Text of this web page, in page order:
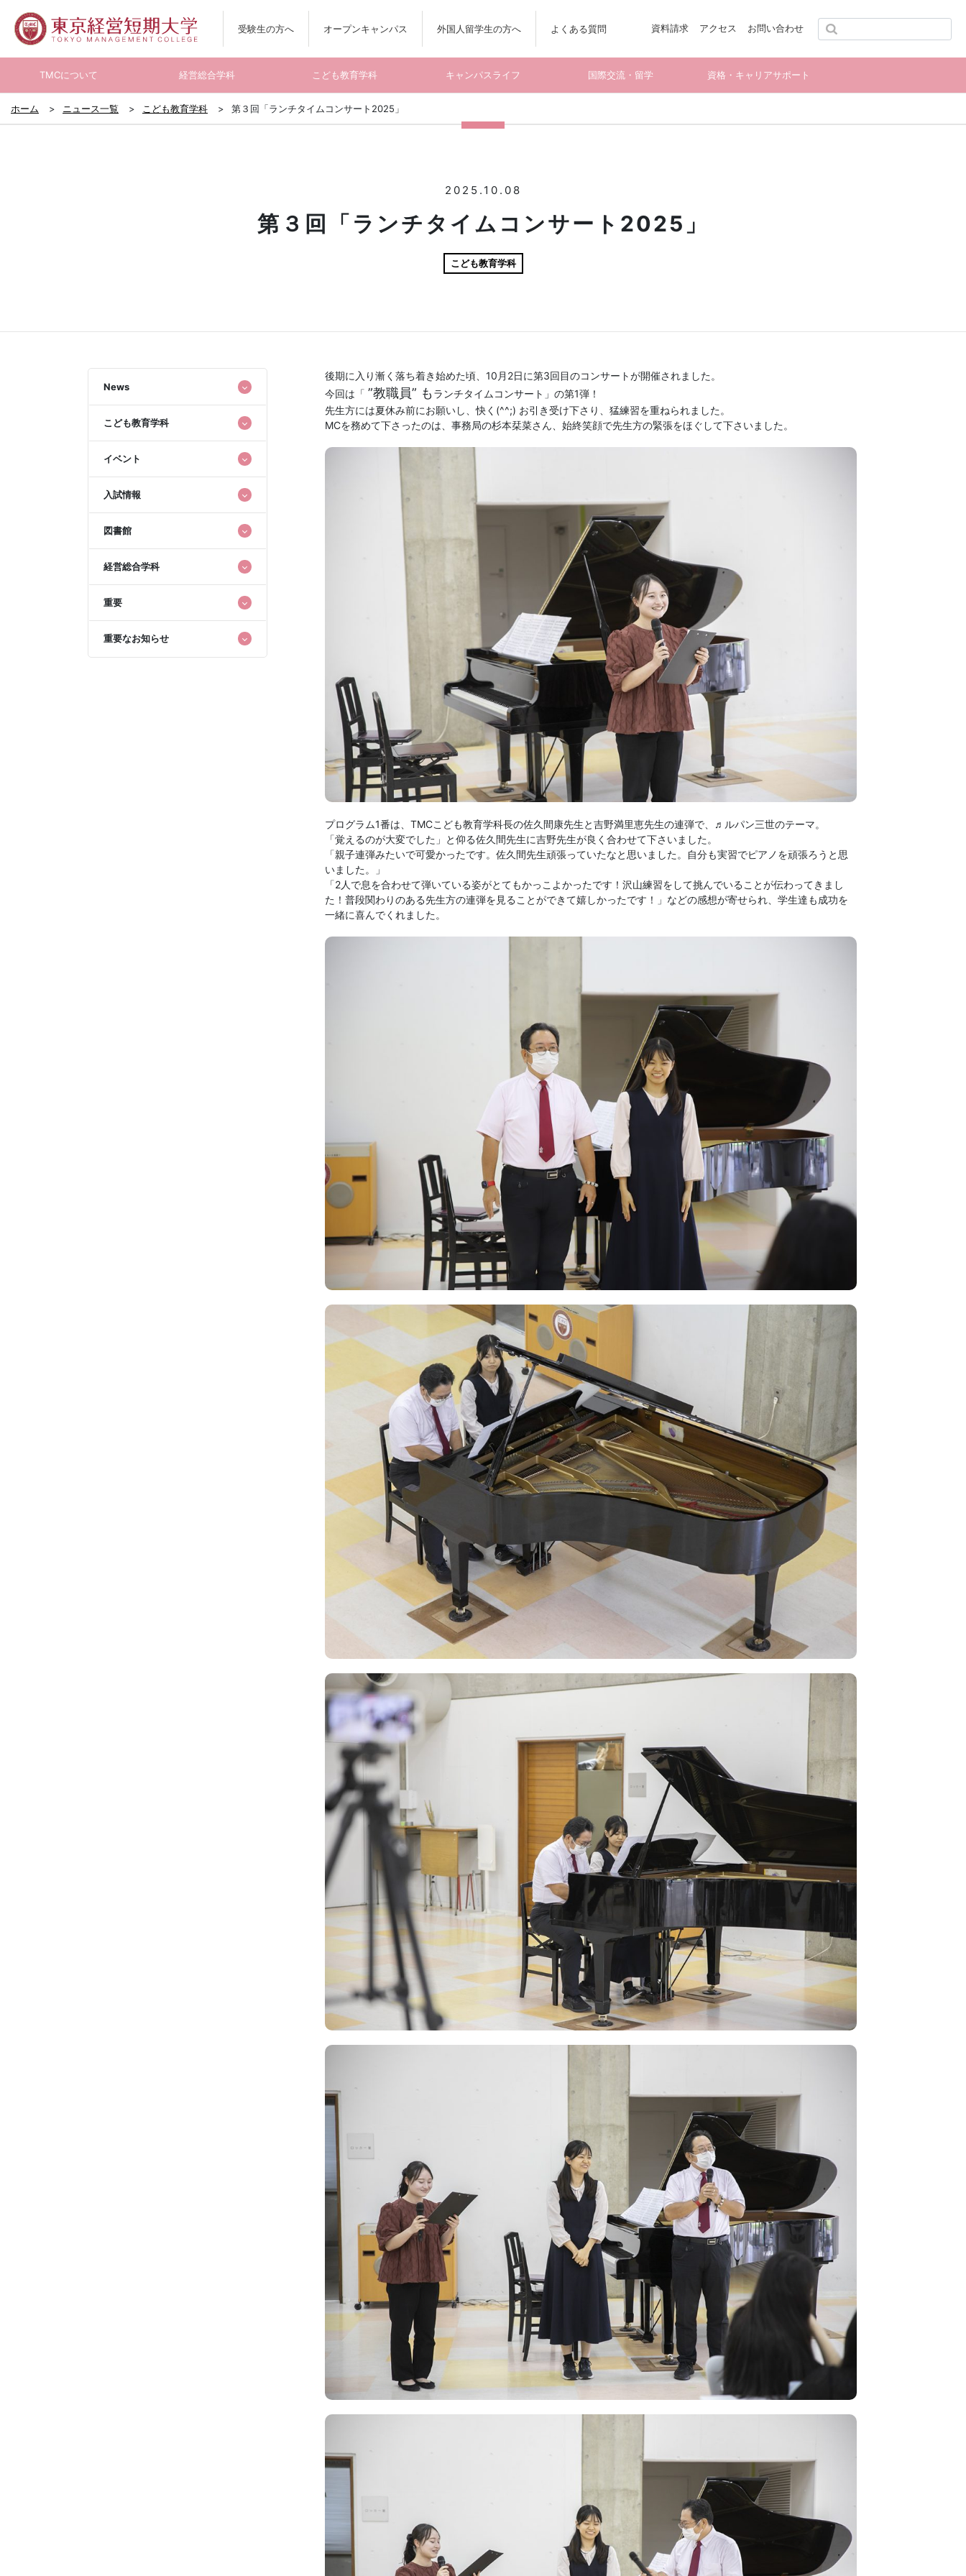
受験生の方へ オープンキャンパス 外国人留学生の方へ よくある質問 資料請求 アクセス お問い合わせ
TMCについて 経営総合学科 こども教育学科 キャンパスライフ 国際交流・留学 資格・キャリアサポート
ホーム ニュース一覧 こども教育学科 第３回「ランチタイムコンサート2025」
2025.10.08
第３回「ランチタイムコンサート2025」
こども教育学科
News
こども教育学科
イベント
入試情報
図書館
経営総合学科
重要
重要なお知らせ
後期に入り漸く落ち着き始めた頃、 10月2日に第3回目のコンサートが開催されました。
今回は「 ”教職員” も ランチタイムコンサート」の第1弾！
先生方には夏休み前にお願いし、快く(^^;) お引き受け下さり、猛練習を重ねられました。
MCを務めて下さったのは、事務局の杉本栞菜さん、 始終笑顔で先生方の緊張をほぐして下さいました。
プログラム1番は、 TMCこども教育学科長の佐久間康先生と吉野満里恵先生の連弾で、♬ルパン三世のテーマ。
「覚えるのが大変でした」 と仰る佐久間先生に吉野先生が良く合わせて下さいました。
「親子連弾みたいで可愛かったです。 佐久間先生頑張っていたなと思いました。
自分も実習でピアノを頑張ろうと思
いました。」
「2人で息を合わせて弾いている姿がとてもかっこよかったです！ 沢山練習をして挑んでいることが伝わってきまし
た！ 普段関わりのある先生方の連弾を見ることができて嬉しかったです ！」などの感想が寄せられ、 学生達も成功を
一緒に喜んでくれました。